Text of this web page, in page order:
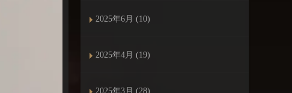
2025年6月 (10)
2025年4月 (19)
2025年3月 (28)